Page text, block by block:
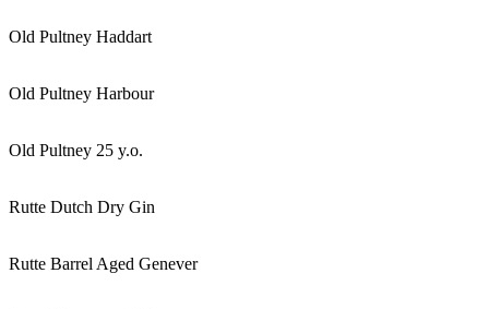
Old Pultney Haddart
Old Pultney Harbour
Old Pultney 25 y.o.
Rutte Dutch Dry Gin
Rutte Barrel Aged Genever